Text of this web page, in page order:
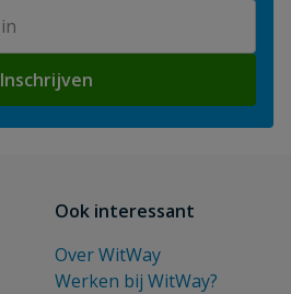
Inschrijven
Ook interessant
Over WitWay
Werken bij WitWay?